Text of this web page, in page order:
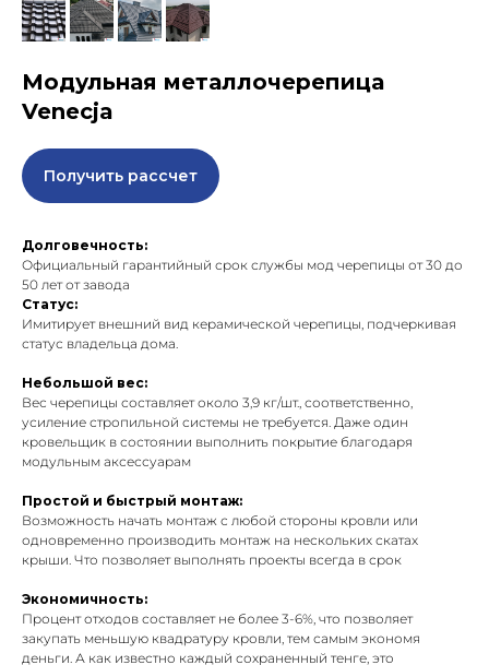
Модульная металлочерепица
Venecja
Получить рассчет
Долговечность:
Официальный гарантийный срок службы мод черепицы от 30 до
50 лет от завода
Статус:
Имитирует внешний вид керамической черепицы, подчеркивая
статус владельца дома.
Небольшой вес:
Вес черепицы составляет около 3,9 кг/шт., соответственно,
усиление стропильной системы не требуется. Даже один
кровельщик в состоянии выполнить покрытие благодаря
модульным аксессуарам
Простой и быстрый монтаж:
Возможность начать монтаж с любой стороны кровли или
одновременно производить монтаж на нескольких скатах
крыши. Что позволяет выполнять проекты всегда в срок
Экономичность:
Процент отходов составляет не более 3-6%, что позволяет
закупать меньшую квадратуру кровли, тем самым экономя
деньги. А как известно каждый сохраненный тенге, это